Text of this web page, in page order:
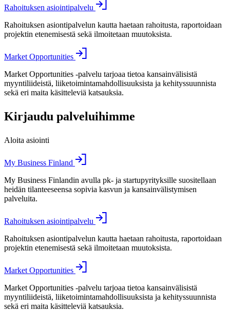
Rahoituksen asiointipalvelu
Rahoituksen asiontipalvelun kautta haetaan rahoitusta, raportoidaan
projektin etenemisestä sekä ilmoitetaan muutoksista.
Market Opportunities
Market Opportunities -palvelu tarjoaa tietoa kansainvälisistä
myyntiliideistä, liiketoimintamahdollisuuksista ja kehityssuunnista
sekä eri maita käsitteleviä katsauksia.
Kirjaudu palveluihimme
Aloita asiointi
My Business Finland
My Business Finlandin avulla pk- ja startupyrityksille suositellaan
heidän tilanteeseensa sopivia kasvun ja kansainvälistymisen
palveluita.
Rahoituksen asiointipalvelu
Rahoituksen asiontipalvelun kautta haetaan rahoitusta, raportoidaan
projektin etenemisestä sekä ilmoitetaan muutoksista.
Market Opportunities
Market Opportunities -palvelu tarjoaa tietoa kansainvälisistä
myyntiliideistä, liiketoimintamahdollisuuksista ja kehityssuunnista
sekä eri maita käsitteleviä katsauksia.